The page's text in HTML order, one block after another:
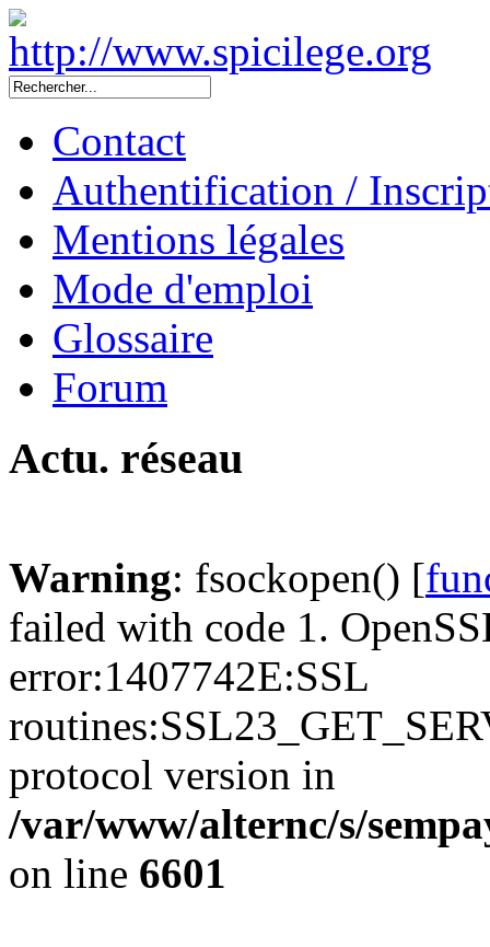
Contact
Authentification /
Mentions légales
Mode d'emploi
Glossaire
Forum
Actu. réseau
Warning: fsockopen() [
failed with code 1.
error:1407742E:SSL
protocol version in
/var/www/alternc/s/
on line 6601